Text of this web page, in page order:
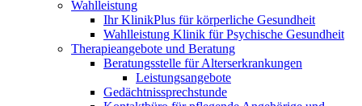
Wahlleistung
Ihr KlinikPlus für körperliche Gesundheit
Wahlleistung Klinik für Psychische Gesundheit
Therapieangebote und Beratung
Beratungsstelle für Alterserkrankungen
Leistungsangebote
Gedächtnissprechstunde